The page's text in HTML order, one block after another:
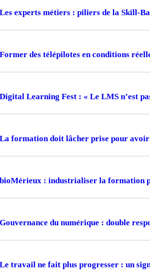
Les experts métiers : piliers de la Skill-
Former des télépilotes en conditions
Digital Learning Fest : « Le LMS n’est
La formation doit lâcher prise pour avoir
bioMérieux : industrialiser la formation
Gouvernance du numérique : double
Le travail ne fait plus progresser : un